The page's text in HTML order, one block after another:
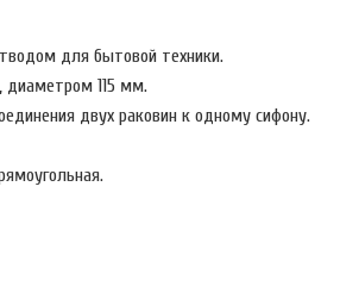
для бытовой техники.
диаметром 115 мм.
двух раковин к одному сифону.